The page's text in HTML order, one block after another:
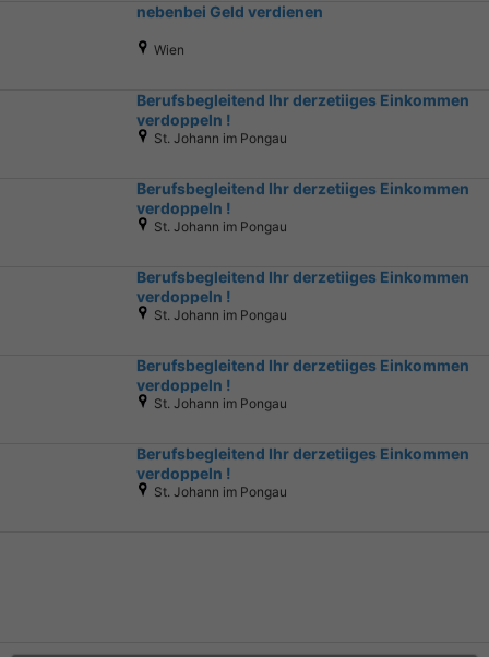
nebenbei Geld verdienen
Wien
Berufsbegleitend Ihr derzetiiges Einkommen
verdoppeln !
St. Johann im Pongau
Berufsbegleitend Ihr derzetiiges Einkommen
verdoppeln !
St. Johann im Pongau
Berufsbegleitend Ihr derzetiiges Einkommen
verdoppeln !
St. Johann im Pongau
Berufsbegleitend Ihr derzetiiges Einkommen
verdoppeln !
St. Johann im Pongau
Berufsbegleitend Ihr derzetiiges Einkommen
verdoppeln !
St. Johann im Pongau